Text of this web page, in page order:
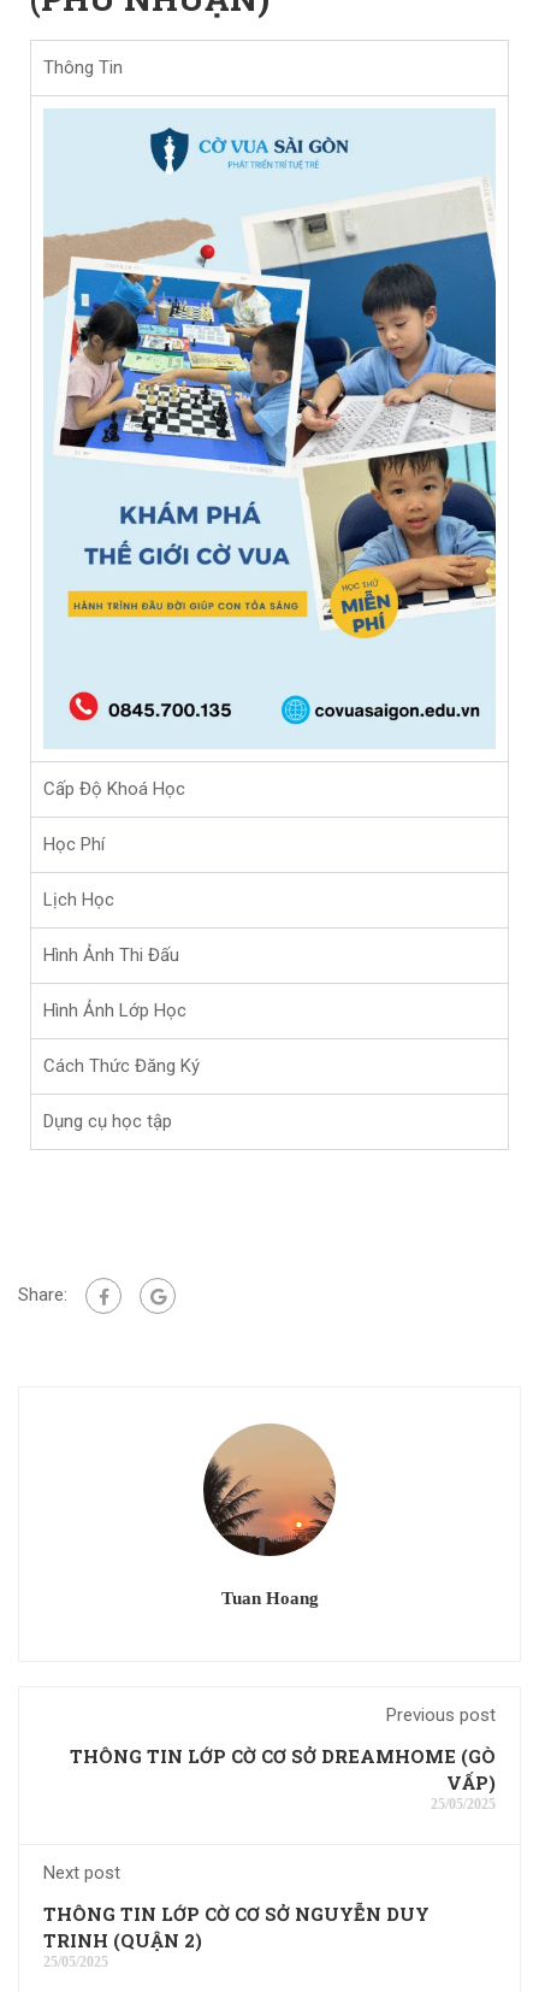
Thông Tin
Cấp Độ Khoá Học
Học Phí
Lịch Học
Hình Ảnh Thi Đấu
Hình Ảnh Lớp Học
Cách Thức Đăng Ký
Dụng cụ học tập
Share:
Tuan Hoang
Previous post
THÔNG TIN LỚP CỜ CƠ SỞ DREAMHOME (GÒ
VẤP)
25/05/2025
Next post
THÔNG TIN LỚP CỜ CƠ SỞ NGUYỄN DUY
TRINH (QUẬN 2)
25/05/2025